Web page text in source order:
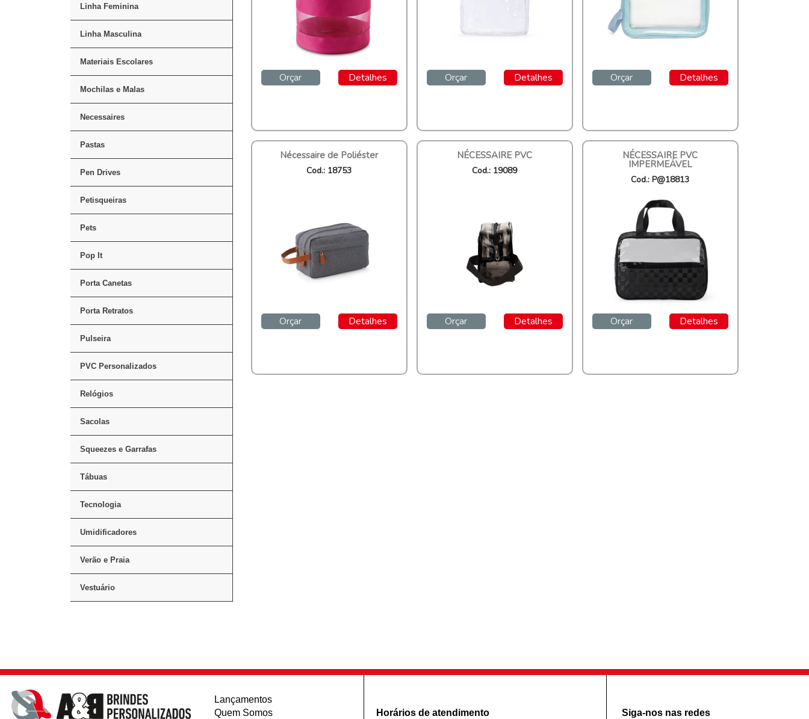
Linha Feminina
Linha Masculina
Materiais Escolares
Mochilas e Malas
Necessaires
Pastas
Pen Drives
Petisqueiras
Pets
Pop It
Porta Canetas
Porta Retratos
Pulseira
PVC Personalizados
Relógios
Sacolas
Squeezes e Garrafas
Tábuas
Tecnologia
Umidificadores
Verão e Praia
Vestuário
Orçar Detalhes Orçar Detalhes Orçar Detalhes
Nécessaire de Poliéster
Cod.: 18753
Orçar Detalhes
NÉCESSAIRE PVC
Cod.: 19089
Orçar Detalhes
NÉCESSAIRE PVC
IMPERMEÁVEL
Cod.: P@18813
Orçar Detalhes
Lançamentos
Quem Somos
Horários de atendimento Siga-nos nas redes